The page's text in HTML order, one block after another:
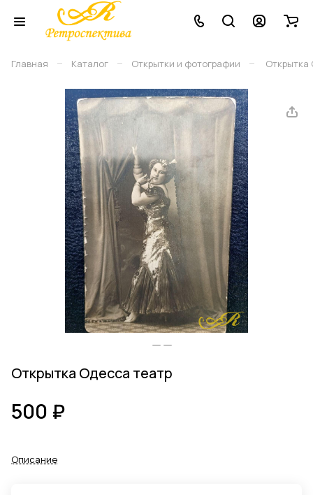
Главная – Каталог – Открытки и фотографии – Открытка
Открытка Одесса театр
500 ₽
Описание